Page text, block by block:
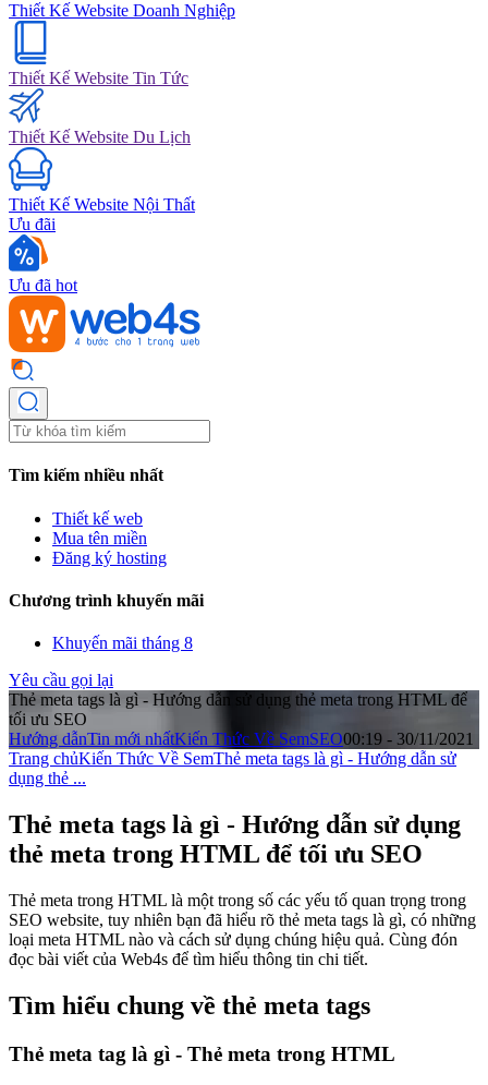
Thiết Kế Website Doanh Nghiệp
Thiết Kế Website Tin Tức
Thiết Kế Website Du Lịch
Thiết Kế Website Nội Thất
Ưu đãi
Ưu đã hot
Tìm kiếm nhiều nhất
Thiết kế web
Mua tên miền
Đăng ký hosting
Chương trình khuyến mãi
Khuyến mãi tháng 8
Yêu cầu gọi lại
Thẻ meta tags là gì - Hướng dẫn sử dụng thẻ meta trong HTML để
tối ưu SEO
Hướng dẫnTin mới nhấtKiến Thức Về SemSEO00:19 - 30/11/2021
Trang chủKiến Thức Về SemThẻ meta tags là gì - Hướng dẫn sử
dụng thẻ ...
Thẻ meta tags là gì - Hướng dẫn sử dụng
thẻ meta trong HTML để tối ưu SEO
Thẻ meta trong HTML là một trong số các yếu tố quan trọng trong
SEO website, tuy nhiên bạn đã hiểu rõ thẻ meta tags là gì, có những
loại meta HTML nào và cách sử dụng chúng hiệu quả. Cùng đón
đọc bài viết của Web4s để tìm hiểu thông tin chi tiết.
Tìm hiểu chung về thẻ meta tags
Thẻ meta tag là gì - Thẻ meta trong HTML